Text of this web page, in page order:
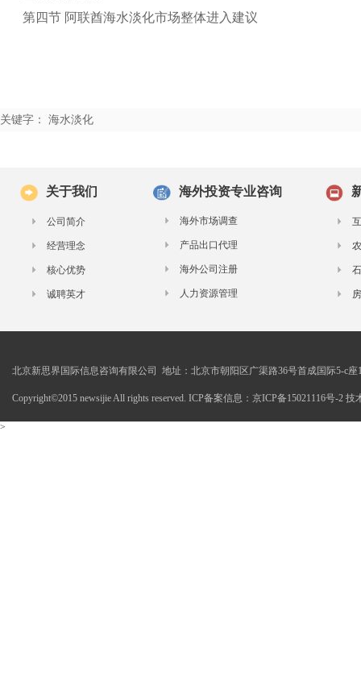
第四节 阿联酋海水淡化市场整体进入建议
关键字： 海水淡化
关于我们
公司简介
经营理念
核心优势
诚聘英才
海外投资专业咨询
海外市场调查
产品出口代理
海外公司注册
人力资源管理
北京新思界国际信息咨询有限公司 地址：北京市朝阳区广渠路36号首成国际5-c座
Copyright©2015 newsijie All rights reserved. ICP备案信息：京ICP备15021116号-2 技
>